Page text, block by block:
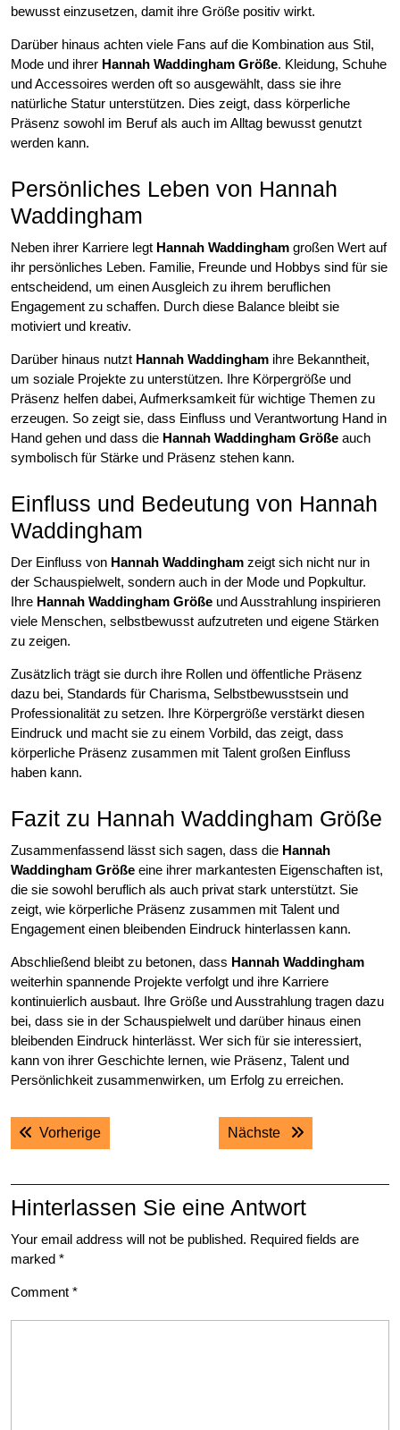
bewusst einzusetzen, damit ihre Größe positiv wirkt.
Darüber hinaus achten viele Fans auf die Kombination aus Stil,
Mode und ihrer Hannah Waddingham Größe. Kleidung, Schuhe
und Accessoires werden oft so ausgewählt, dass sie ihre
natürliche Statur unterstützen. Dies zeigt, dass körperliche
Präsenz sowohl im Beruf als auch im Alltag bewusst genutzt
werden kann.
Persönliches Leben von Hannah
Waddingham
Neben ihrer Karriere legt Hannah Waddingham großen Wert auf
ihr persönliches Leben. Familie, Freunde und Hobbys sind für sie
entscheidend, um einen Ausgleich zu ihrem beruflichen
Engagement zu schaffen. Durch diese Balance bleibt sie
motiviert und kreativ.
Darüber hinaus nutzt Hannah Waddingham ihre Bekanntheit,
um soziale Projekte zu unterstützen. Ihre Körpergröße und
Präsenz helfen dabei, Aufmerksamkeit für wichtige Themen zu
erzeugen. So zeigt sie, dass Einfluss und Verantwortung Hand in
Hand gehen und dass die Hannah Waddingham Größe auch
symbolisch für Stärke und Präsenz stehen kann.
Einfluss und Bedeutung von Hannah
Waddingham
Der Einfluss von Hannah Waddingham zeigt sich nicht nur in
der Schauspielwelt, sondern auch in der Mode und Popkultur.
Ihre Hannah Waddingham Größe und Ausstrahlung inspirieren
viele Menschen, selbstbewusst aufzutreten und eigene Stärken
zu zeigen.
Zusätzlich trägt sie durch ihre Rollen und öffentliche Präsenz
dazu bei, Standards für Charisma, Selbstbewusstsein und
Professionalität zu setzen. Ihre Körpergröße verstärkt diesen
Eindruck und macht sie zu einem Vorbild, das zeigt, dass
körperliche Präsenz zusammen mit Talent großen Einfluss
haben kann.
Fazit zu Hannah Waddingham Größe
Zusammenfassend lässt sich sagen, dass die Hannah
Waddingham Größe eine ihrer markantesten Eigenschaften ist,
die sie sowohl beruflich als auch privat stark unterstützt. Sie
zeigt, wie körperliche Präsenz zusammen mit Talent und
Engagement einen bleibenden Eindruck hinterlassen kann.
Abschließend bleibt zu betonen, dass Hannah Waddingham
weiterhin spannende Projekte verfolgt und ihre Karriere
kontinuierlich ausbaut. Ihre Größe und Ausstrahlung tragen dazu
bei, dass sie in der Schauspielwelt und darüber hinaus einen
bleibenden Eindruck hinterlässt. Wer sich für sie interessiert,
kann von ihrer Geschichte lernen, wie Präsenz, Talent und
Persönlichkeit zusammenwirken, um Erfolg zu erreichen.
Post
navigation
VorherigePrevious post: Nächste Next post:
Hinterlassen Sie eine Antwort
Your email address will not be published. Required fields are
marked *
Comment *